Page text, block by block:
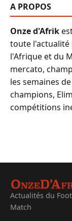
A PROPOS
Onze d'Afrik
toute
l'Afrique et du
mercato,
les semaines
champions,
compétitions
Actualités du
Match